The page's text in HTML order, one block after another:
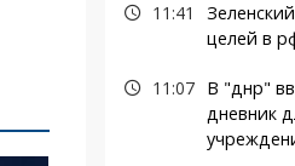
11:41
целей в
11:07
В "днр"
дневник